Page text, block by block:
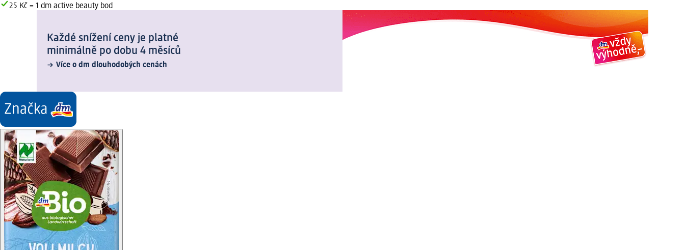
25 Kč = 1 dm active beauty bod
Každé snížení ceny je platné
minimálně po dobu 4 měsíců
Více o dm dlouhodobých cenách